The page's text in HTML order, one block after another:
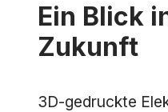
Ein Blick
Zukunft
3D-gedruckte